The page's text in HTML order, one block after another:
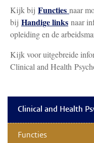
Kijk bij Functies naar
bij Handige links naar
opleiding en de
Kijk voor uitgebreide
Clinical and Health
Clinical and Health
Functies